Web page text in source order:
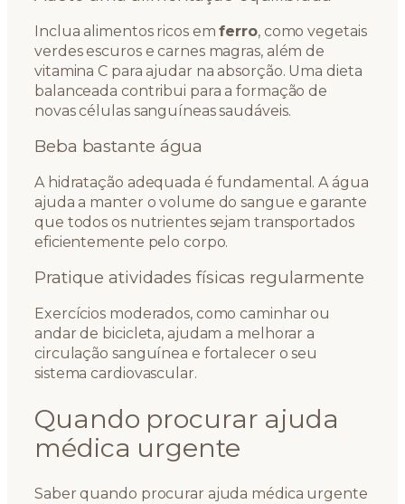
Inclua alimentos ricos emferro, como vegetais
verdes escuros e carnes magras, além de
vitamina C para ajudar na absorção. Uma dieta
balanceada contribui para a formação de
novas células sanguíneas saudáveis.
Beba bastante água
A hidratação adequada é fundamental. A água
ajuda a manter o volume do sangue e garante
que todos os nutrientes sejam transportados
eficientemente pelo corpo.
Pratique atividades físicas regularmente
Exercícios moderados, como caminhar ou
andar de bicicleta, ajudam a melhorar a
circulação sanguínea e fortalecer o seu
sistema cardiovascular.
Quando procurar ajuda
médica urgente
Saber quando procurar ajuda médica urgente